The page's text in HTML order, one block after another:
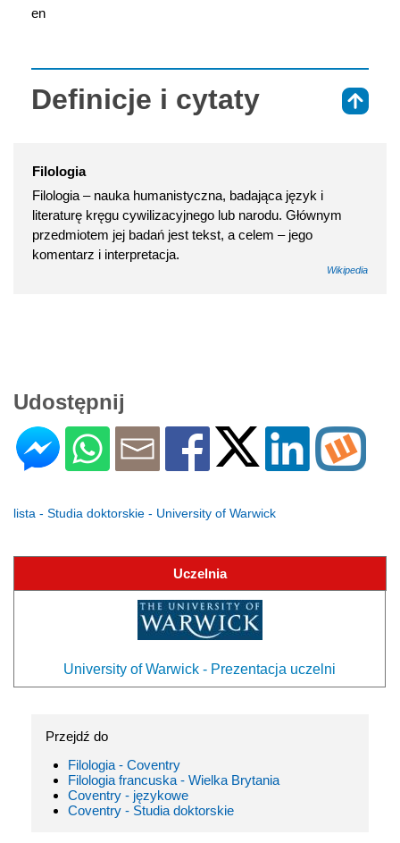
en
Definicje i cytaty
Filologia
Filologia – nauka humanistyczna, badająca język i
literaturę kręgu cywilizacyjnego lub narodu. Głównym
przedmiotem jej badań jest tekst, a celem – jego
komentarz i interpretacja.
Wikipedia
Udostępnij
lista - Studia doktorskie - University of Warwick
Uczelnia
University of Warwick - Prezentacja uczelni
Przejdź do
Filologia - Coventry
Filologia francuska - Wielka Brytania
Coventry - językowe
Coventry - Studia doktorskie